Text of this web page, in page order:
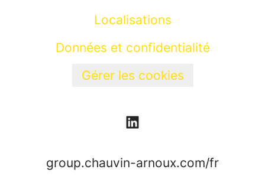
Localisations
Données et confidentialité
Gérer les cookies
group.chauvin-arnoux.com/fr